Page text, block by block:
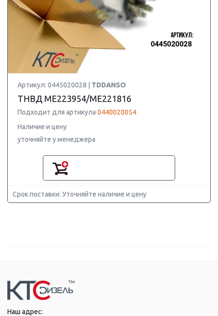
Артикул: 0445020028 | TDDANSO
ТНВД ME223954/ME221816
Подходит для артикула 0440020054
Наличие и цену
уточняйте у менеджера
Срок поставки: Уточняйте наличие и цену
Наш адрес: